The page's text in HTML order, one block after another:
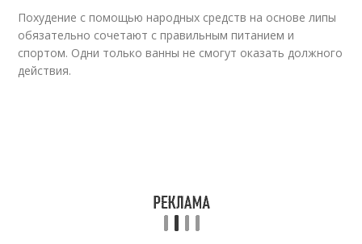
Похудение с помощью народных средств на основе липы
обязательно сочетают с правильным питанием и
спортом. Одни только ванны не смогут оказать должного
действия.